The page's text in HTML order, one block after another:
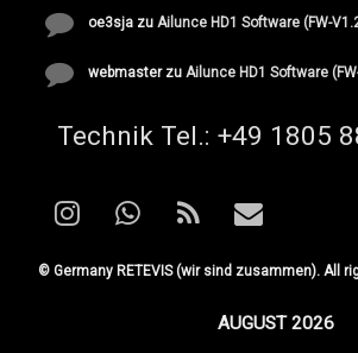
oe3sjazu Ailunce HD1 Software (FW-
webmasterzu Ailunce HD1 Software
Tel:
Technik Tel.: +49 1805
Instagram
WhatsApp
RSS E-mail
© Germany RETEVIS (wir sind zusammen). All
AUGUST 2026